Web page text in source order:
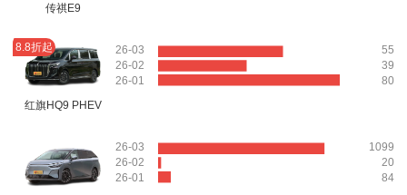
传祺E9
8.8折起
红旗HQ9 PHEV
26-03
26-02
26-01
55
39
80
26-03
26-02
26-01
1099
20
84